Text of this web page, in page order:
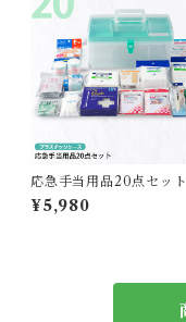
応急手当用品20点セッ
スチック製救急箱 【送料
料】
¥5,980